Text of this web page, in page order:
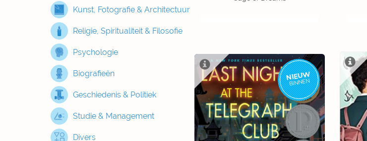
Kunst, Fotografie & Architectuur
Religie, Spiritualiteit & Filosofie
Psychologie
Biografieën
Geschiedenis & Politiek
Studie & Management
Divers
NIEUW
BINNEN